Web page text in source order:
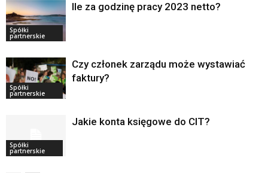
Spółki
partnerskie
Ile za godzinę pracy 2023 netto?
Spółki
partnerskie
Czy członek zarządu może wystawiać
faktury?
Spółki
partnerskie
Jakie konta księgowe do CIT?